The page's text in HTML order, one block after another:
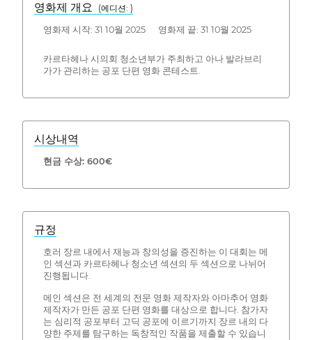
영화제 개요 (에디션: )
영화제 시작: 31 10월 2025 영화제 끝: 31 10월 2025
카르타헤나 시의회 청소년부가 주최하고 아나 발라브리
가가 관리하는 공포 단편 영화 콘테스트.
시상내역
현금 수상: 600€
규정
호러 장르 내에서 재능과 창의성을 증진하는 이 대회는 메
인 섹션과 카르타헤나 청소년 섹션의 두 섹션으로 나뉘어
진행됩니다.
메인 섹션은 전 세계의 전문 영화 제작자와 아마추어 영화
제작자가 만든 공포 단편 영화를 대상으로 합니다. 참가자
는 심리적 공포부터 고딕 공포에 이르기까지 장르 내의 다
양한 주제를 탐구하는 독창적인 작품을 제출할 수 있습니